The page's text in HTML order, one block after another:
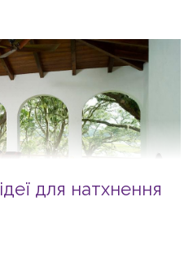
для натхнення